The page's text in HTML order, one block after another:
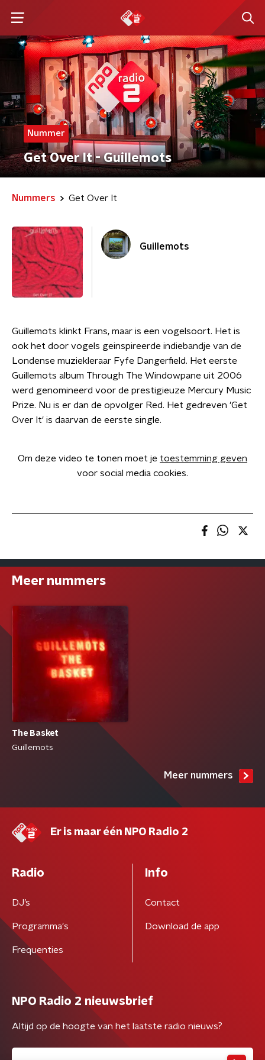
Nummer
Get Over It - Guillemots
Nummers Get Over It
Guillemots
Guillemots klinkt Frans, maar is een vogelsoort. Het is
ook het door vogels geinspireerde indiebandje van de
Londense muziekleraar Fyfe Dangerfield. Het eerste
Guillemots album Through The Windowpane uit 2006
werd genomineerd voor de prestigieuze Mercury Music
Prize. Nu is er dan de opvolger Red. Het gedreven 'Get
Over It' is daarvan de eerste single.
Om deze video te tonen moet je toestemming geven
voor social media cookies.
Meer nummers
The Basket
Guillemots
Meer nummers
Er is maar één NPO Radio 2
Radio
DJ’s
Programma's
Frequenties
Info
Contact
Download de app
NPO Radio 2 nieuwsbrief
Altijd op de hoogte van het laatste radio nieuws?